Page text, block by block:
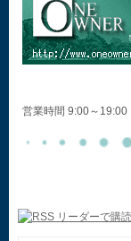
営業時間 9:00～19:00